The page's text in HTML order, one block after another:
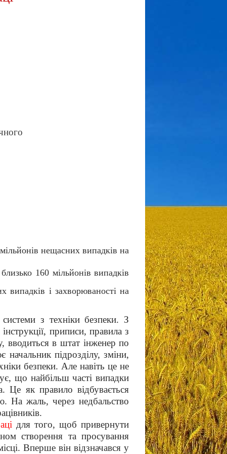
нещасних випадків на
160 мільйонів випадків
випадків і захворюваності на
з техніки безпеки. З
приписи, правила з
вводиться в штат інженер по
підрозділу, зміни,
безпеки. Але навіть це не
що найбільш часті випадки
Це як правило відбувається
На жаль, через недбальство
для того, щоб привернути
створення та просування
Вперше він відзначався у